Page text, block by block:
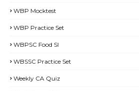
WBP Mocktest
WBP Practice Set
WBPSC Food SI
WBSSC Practice Set
Weekly CA Quiz